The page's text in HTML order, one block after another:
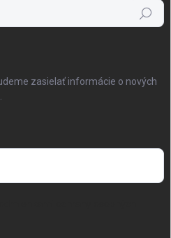
Hľadať
zasielať informácie o nových